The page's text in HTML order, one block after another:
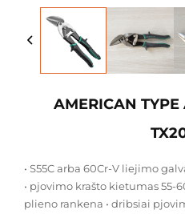
AMERICAN
• S55C arba 60Cr-V liejimo
• pjovimo krašto kietumas 55-
plieno rankena • dribsiai